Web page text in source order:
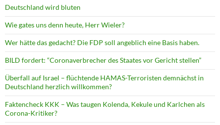
Deutschland wird bluten
Wie gates uns denn heute, Herr Wieler?
Wer hätte das gedacht? Die FDP soll angeblich eine Basis haben.
BILD fordert: “Coronaverbrecher des Staates vor Gericht stellen”
Überfall auf Israel – flüchtende HAMAS-Terroristen demnächst in
Deutschland herzlich willkommen?
Faktencheck KKK – Was taugen Kolenda, Kekule und Karlchen als
Corona-Kritiker?